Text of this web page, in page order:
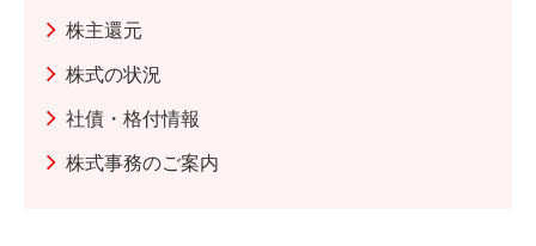
株主還元
株式の状況
社債・格付情報
株式事務のご案内